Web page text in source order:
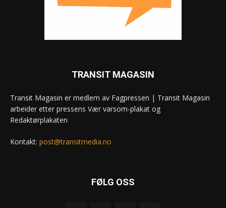
TRANSIT MAGASIN
Transit Magasin er medlem av Fagpressen | Transit Magasin
arbeider etter pressens Vær varsom-plakat og
Redaktørplakaten
Kontakt: post@transitmedia.no
FØLG OSS